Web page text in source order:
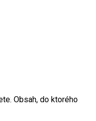
Obsah, do ktorého